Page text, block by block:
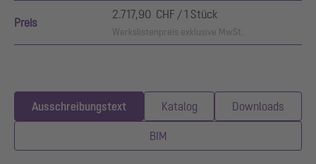
Preis
2.717,90 CHF / 1 Stück
Werkslistenpreis exklusive MwSt.
Ausschreibungstext Katalog Downloads
BIM